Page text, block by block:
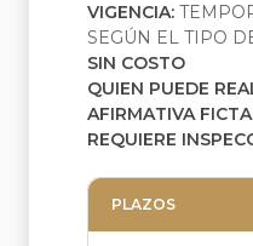
VIGENCIA:
SEGÚN EL TIPO
SIN COSTO
QUIEN PUEDE
AFIRMATIVA
REQUIERE
PLAZOS